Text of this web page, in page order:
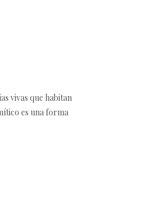
vivas que habitan
es una forma